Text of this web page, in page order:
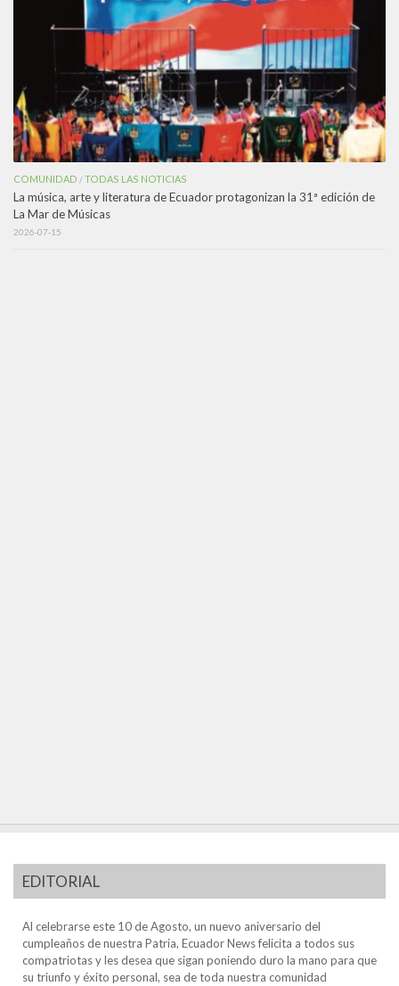
COMUNIDAD /TODAS LAS NOTICIAS
La música, arte y literatura de Ecuador protagonizan la 31ª edición de
La Mar de Músicas
2026-07-15
EDITORIAL
Al celebrarse este 10 de Agosto, un nuevo aniversario del
cumpleaños de nuestra Patria, Ecuador News felicita a todos sus
compatriotas y les desea que sigan poniendo duro la mano para que
su triunfo y éxito personal, sea de toda nuestra comunidad